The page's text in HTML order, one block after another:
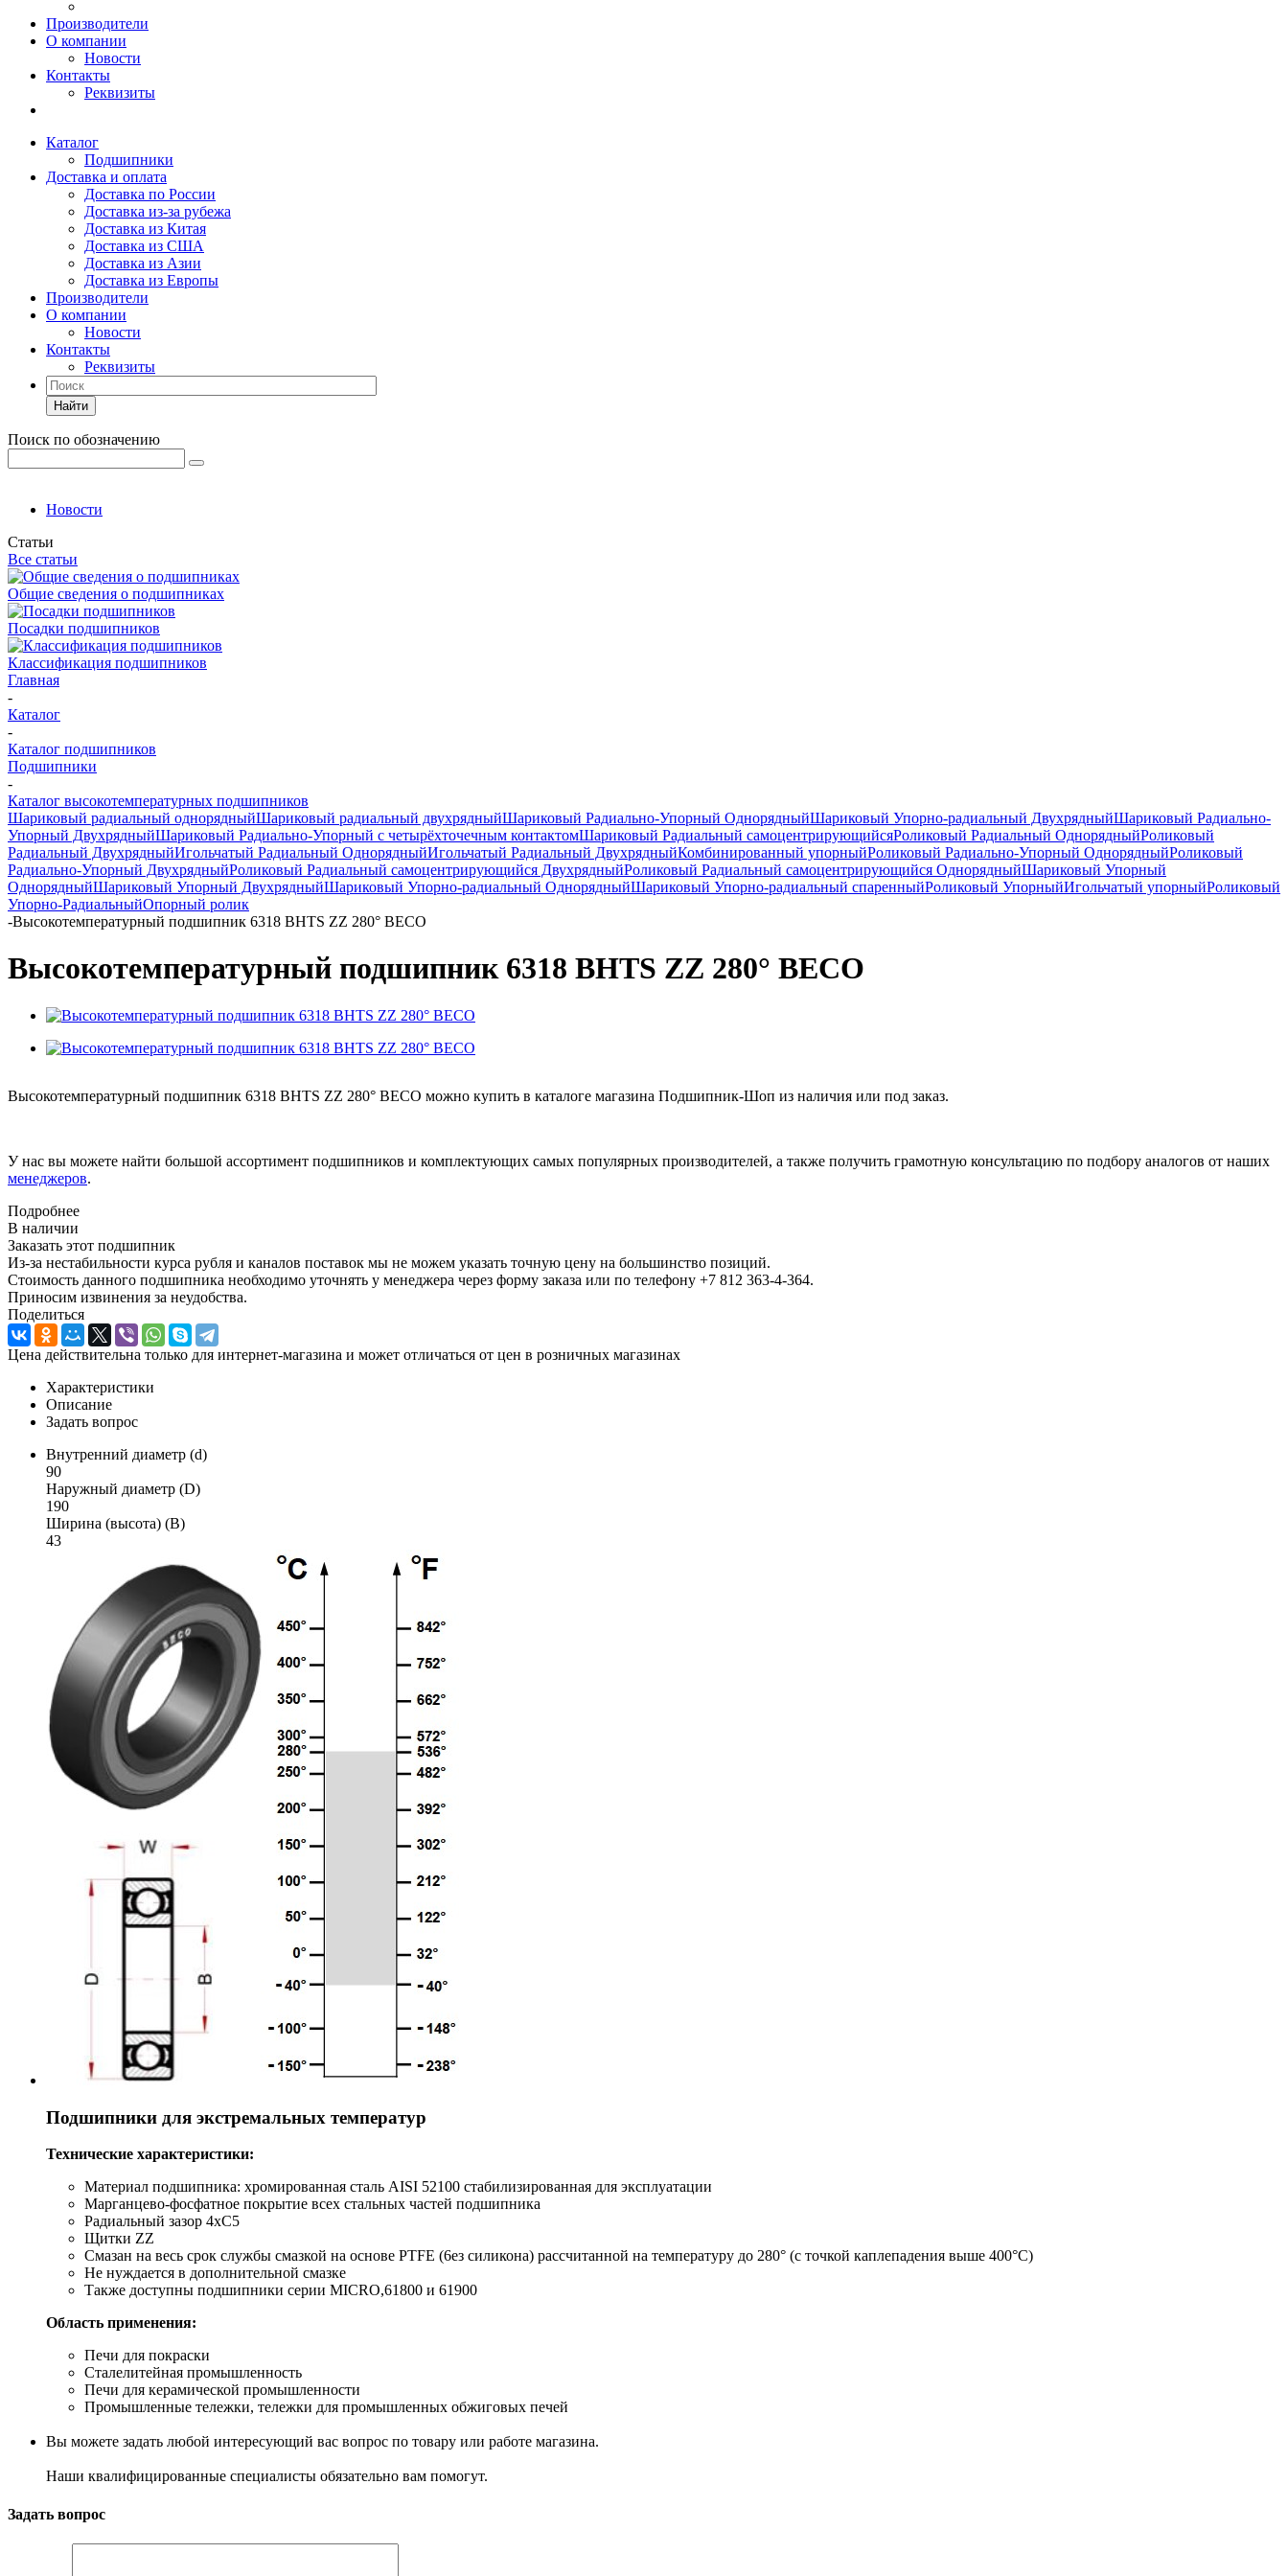
Производители
О компании
Новости
Контакты
Реквизиты
Каталог
Подшипники
Доставка и оплата
Доставка по России
Доставка из-за рубежа
Доставка из Китая
Доставка из США
Доставка из Азии
Доставка из Европы
Производители
О компании
Новости
Контакты
Реквизиты
Найти
Поиск по обозначению
Новости
Статьи
Все статьи
Общие сведения о подшипниках
Посадки подшипников
Классификация подшипников
Главная
-
Каталог
-
Каталог подшипников
Подшипники
-
Каталог высокотемпературных подшипников
Шариковый радиальный однорядныйШариковый радиальный двухрядныйШариковый Радиально-Упорный ОднорядныйШариковый Упорно-радиальный ДвухрядныйШариковый Радиально-
Упорный ДвухрядныйШариковый Радиально-Упорный с четырёхточечным контактомШариковый Радиальный самоцентрирующийсяРоликовый Радиальный ОднорядныйРоликовый
Радиальный ДвухрядныйИгольчатый Радиальный ОднорядныйИгольчатый Радиальный ДвухрядныйКомбинированный упорныйРоликовый Радиально-Упорный ОднорядныйРоликовый
Радиально-Упорный ДвухрядныйРоликовый Радиальный самоцентрирующийся ДвухрядныйРоликовый Радиальный самоцентрирующийся ОднорядныйШариковый Упорный
ОднорядныйШариковый Упорный ДвухрядныйШариковый Упорно-радиальный ОднорядныйШариковый Упорно-радиальный спаренныйРоликовый УпорныйИгольчатый упорныйРоликовый
Упорно-РадиальныйОпорный ролик
-Высокотемпературный подшипник 6318 BHTS ZZ 280° BECO
Высокотемпературный подшипник 6318 BHTS ZZ 280° BECO
Высокотемпературный подшипник 6318 BHTS ZZ 280° BECO можно купить в каталоге магазина Подшипник-Шоп из наличия или под заказ.
У нас вы можете найти большой ассортимент подшипников и комплектующих самых популярных производителей, а также получить грамотную консультацию по подбору аналогов от наших
менеджеров.
Подробнее
В наличии
Заказать этот подшипник
Из-за нестабильности курса рубля и каналов поставок мы не можем указать точную цену на большинство позиций.
Стоимость данного подшипника необходимо уточнять у менеджера через форму заказа или по телефону +7 812 363-4-364.
Приносим извинения за неудобства.
Поделиться
Цена действительна только для интернет-магазина и может отличаться от цен в розничных магазинах
Характеристики
Описание
Задать вопрос
Внутренний диаметр (d)
90
Наружный диаметр (D)
190
Ширина (высота) (B)
43
Подшипники для экстремальных температур
Технические характеристики:
Материал подшипника: хромированная сталь AISI 52100 стабилизированная для эксплуатации
Марганцево-фосфатное покрытие всех стальных частей подшипника
Радиальный зазор 4хС5
Щитки ZZ
Смазан на весь срок службы смазкой на основе PTFE (6eз силикона) рассчитанной на температуру до 280° (с точкой каплепадения выше 400°С)
Не нуждается в дополнительной смазке
Также доступны подшипники серии MICRO,61800 и 61900
Область применения:
Печи для покраски
Сталелитейная промышленность
Печи для керамической промышленности
Промышленные тележки, тележки для промышленных обжиговых печей
Вы можете задать любой интересующий вас вопрос по товару или работе магазина.
Наши квалифицированные специалисты обязательно вам помогут.
Задать вопрос